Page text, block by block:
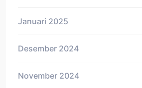
Januari 2025
Desember 2024
November 2024